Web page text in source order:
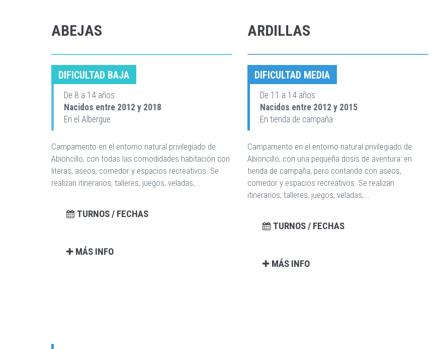
ABEJAS
DIFICULTAD BAJA
De 8 a 14 años
Nacidos entre 2012 y 2018
En el Albergue
Campamento en el entorno natural privilegiado de
Abioncillo, con todas las comodidades habitación con
literas, aseos, comedor y espacios recreativos. Se
realizan itinerarios, talleres, juegos, veladas,...
TURNOS / FECHAS
MÁS INFO
ARDILLAS
DIFICULTAD MEDIA
De 11 a 14 años
Nacidos entre 2012 y 2015
En tienda de campaña
Campamento en el entorno natural privilegiado de
Abioncillo, con una pequeña dosis de aventura: en
tienda de campaña, pero contando con aseos,
comedor y espacios recreativos. Se realizan
itinerarios, talleres, juegos, veladas,...
TURNOS / FECHAS
MÁS INFO